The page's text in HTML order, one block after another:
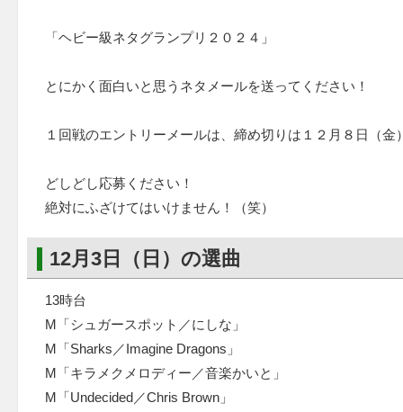
「ヘビー級ネタグランプリ２０２４」
とにかく面白いと思うネタメールを送ってください！
１回戦のエントリーメールは、締め切りは１２月８日（金
どしどし応募ください！
絶対にふざけてはいけません！（笑）
12月3日（日）の選曲
13時台
M「シュガースポット／にしな」
M「Sharks／Imagine Dragons」
M「キラメクメロディー／音楽かいと」
M「Undecided／Chris Brown」